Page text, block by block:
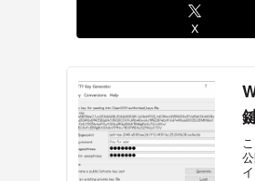
X